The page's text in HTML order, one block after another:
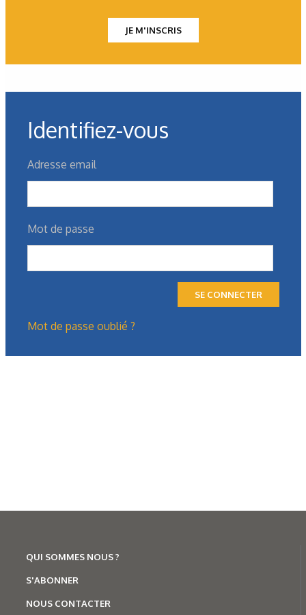
N°243 - Mai/Juin 2026
PFAS
FasTest
JE M'INSCRIS
Identifiez-vous
Adresse email
Mot de passe
SE CONNECTER
Mot de passe oublié ?
QUI SOMMES NOUS ?
S'ABONNER
NOUS CONTACTER